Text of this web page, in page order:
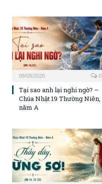
08/08/2026 0
Tại sao anh lại nghi ngờ? –
Chúa Nhật 19 Thường Niên,
năm A